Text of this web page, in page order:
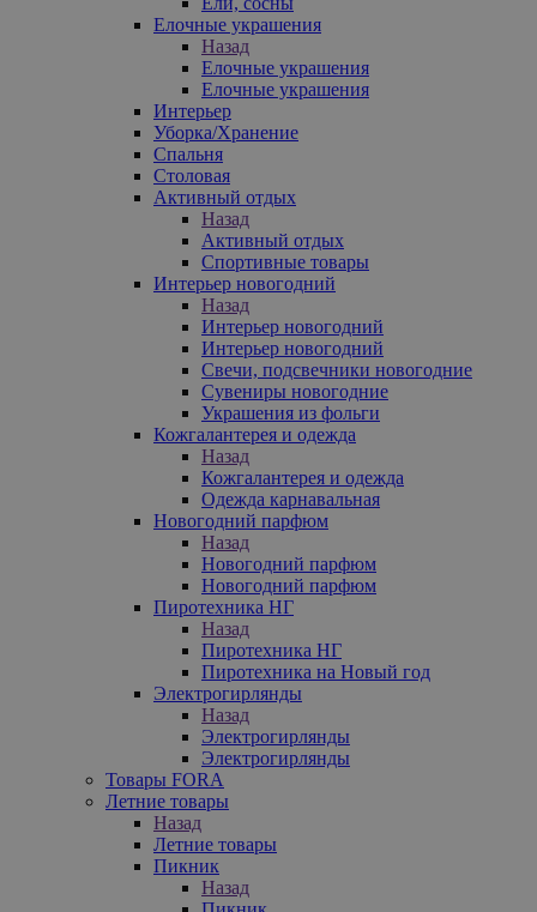
Елочные украшения
Назад
Елочные украшения
Елочные украшения
Интерьер
Уборка/Хранение
Спальня
Столовая
Активный отдых
Назад
Активный отдых
Спортивные товары
Интерьер новогодний
Назад
Интерьер новогодний
Интерьер новогодний
Свечи, подсвечники новогодние
Сувениры новогодние
Украшения из фольги
Кожгалантерея и одежда
Назад
Кожгалантерея и одежда
Одежда карнавальная
Новогодний парфюм
Назад
Новогодний парфюм
Новогодний парфюм
Пиротехника НГ
Назад
Пиротехника НГ
Пиротехника на Новый год
Электрогирлянды
Назад
Электрогирлянды
Электрогирлянды
Товары FORA
Летние товары
Назад
Летние товары
Пикник
Назад